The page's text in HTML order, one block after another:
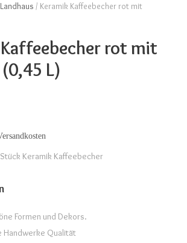
Landhaus / Keramik Kaffeebecher rot mit
rot mit
L)
Stück Keramik Kaffeebecher
Formen und Dekors.
Handwerke Qualität